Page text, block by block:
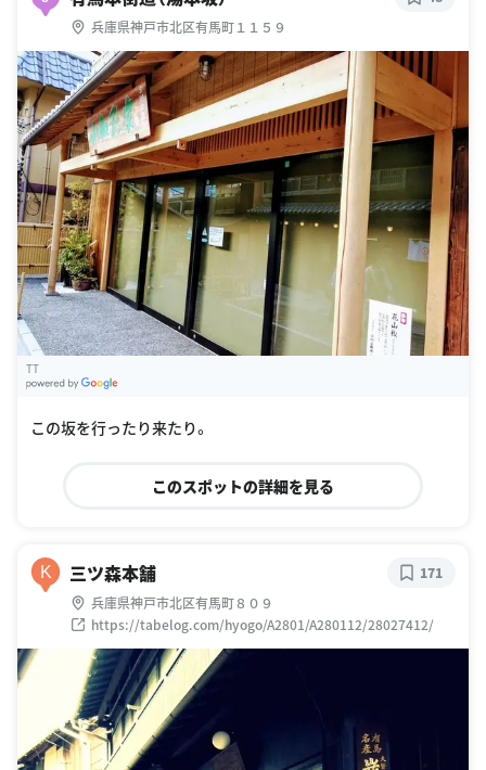
兵庫県神戸市北区有馬町１１５９
TT
この坂を行ったり来たり。
このスポットの詳細を見る
K 三ツ森本舗
兵庫県神戸市北区有馬町８０９
https://tabelog.com/hyogo/A2801/A280112/28027412/
171